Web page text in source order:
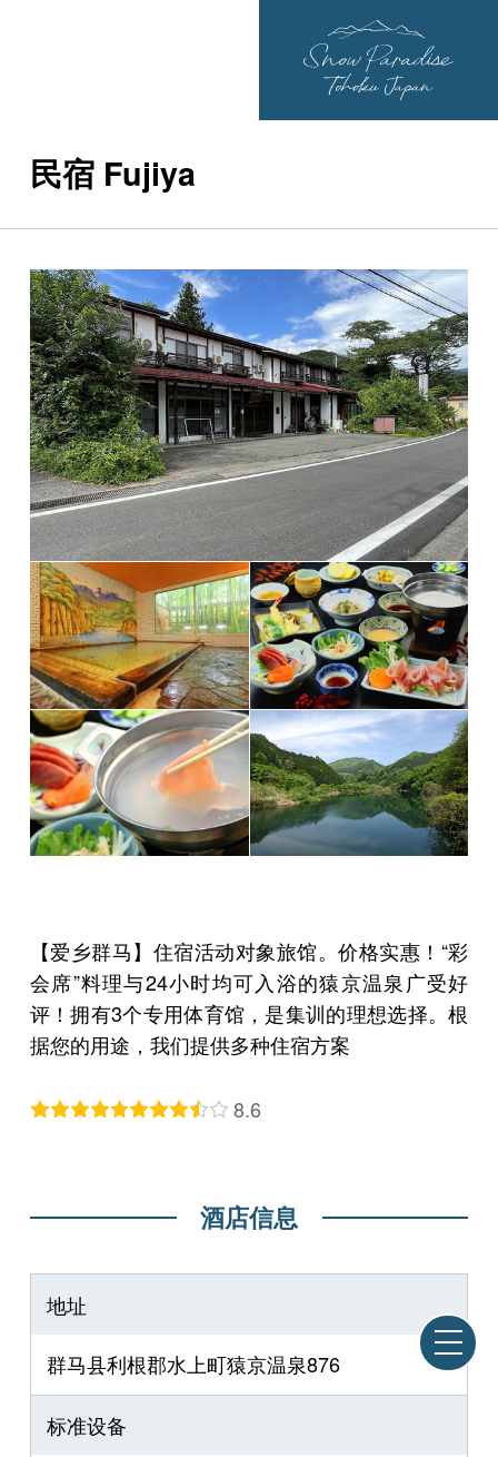
民宿 Fujiya
【爱乡群马】住宿活动对象旅馆。价格实惠！“彩
会席”料理与24小时均可入浴的猿京温泉广受好
评！拥有3个专用体育馆，是集训的理想选择。根
据您的用途，我们提供多种住宿方案
8.6
酒店信息
地址
群马县利根郡水上町猿京温泉876
标准设备